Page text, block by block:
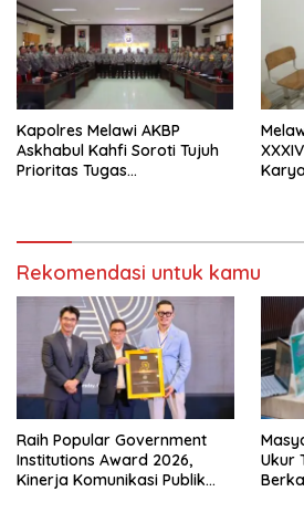
Kapolres Melawi AKBP
Askhabul Kahfi Soroti Tujuh
Prioritas Tugas
Rekomendasi untuk kamu
Raih Popular Government
Institutions Award 2026,
Kinerja Komunikasi Publik
Ukur